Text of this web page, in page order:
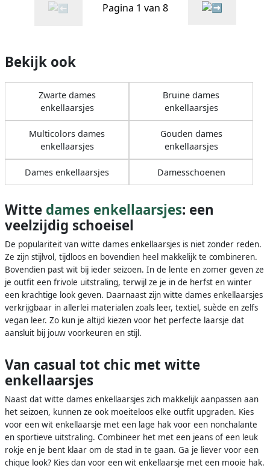
Pagina 1 van 8
Bekijk ook
Zwarte dames
enkellaarsjes
Bruine dames
enkellaarsjes
Multicolors dames
enkellaarsjes
Gouden dames
enkellaarsjes
Dames enkellaarsjes Damesschoenen
Witte dames enkellaarsjes: een
veelzijdig schoeisel
De populariteit van witte dames enkellaarsjes is niet zonder reden.
Ze zijn stijlvol, tijdloos en bovendien heel makkelijk te combineren.
Bovendien past wit bij ieder seizoen. In de lente en zomer geven ze
je outfit een frivole uitstraling, terwijl ze je in de herfst en winter
een krachtige look geven. Daarnaast zijn witte dames enkellaarsjes
verkrijgbaar in allerlei materialen zoals leer, textiel, suède en zelfs
vegan leer. Zo kun je altijd kiezen voor het perfecte laarsje dat
aansluit bij jouw voorkeuren en stijl.
Van casual tot chic met witte
enkellaarsjes
Naast dat witte dames enkellaarsjes zich makkelijk aanpassen aan
het seizoen, kunnen ze ook moeiteloos elke outfit upgraden. Kies
voor een wit enkellaarsje met een lage hak voor een nonchalante
en sportieve uitstraling. Combineer het met een jeans of een leuk
rokje en je bent klaar om de stad in te gaan. Ga je liever voor een
chique look? Kies dan voor een wit enkellaarsje met een mooie hak.